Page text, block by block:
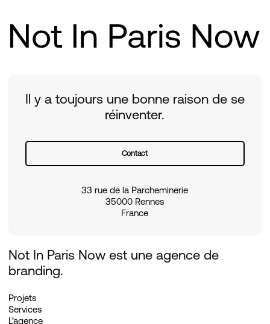
Not In Paris Now est une agence de
branding.
Projets
Services
L’agence
Il y a toujours une bonne raison de se
réinventer.
Contact
33 rue de la Parcheminerie
35000 Rennes
France